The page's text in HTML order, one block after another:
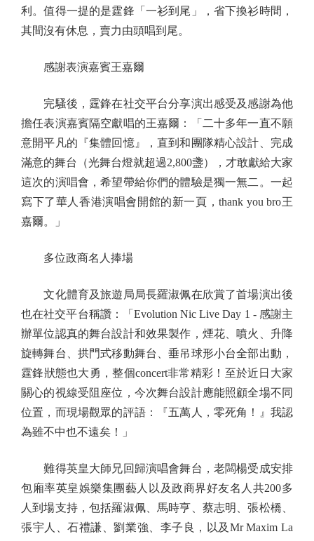
利。值得一提的是霆鋒「一衫到尾」，省下換衫時間，
其間沒有休息，賣力由頭唱到尾。
感謝表演嘉賓王嘉爾
完騷後，霆鋒在社交平台分享演出感受及感謝為他
擔任表演嘉賓隔空獻唱的王嘉爾：「二十多年一直不願
意開平凡的『集體回憶』，直到和團隊精心設計、完成
滿意的舞台（光舞台燈就超過2,800盞），才敢獻給大家
這次的演唱會，希望帶給你們的體驗是獨一無二。一起
寫下了華人香港演唱會開館的新一頁，thank you bro王
嘉爾。」
多位政商名人捧場
文化體育及旅遊局局長羅淑佩在欣賞了首場演出後
也在社交平台稱讚：「Evolution Nic Live Day 1 - 感謝主
辦單位認真的舞台設計和效果製作，煙花、噴火、升降
旋轉舞台、拱門式移動舞台、垂吊球形小台全部出動，
霆鋒狀態也大勇，整個concert非常精彩！至於近日大家
關心的視線受阻座位，今次舞台設計應能照顧全場不同
位置，而現場觀眾的評語：『五萬人，零死角！』我認
為雖不中也不遠矣！」
難得英皇大師兄回歸演唱會舞台，老闆楊受成安排
包廂率英皇娛樂集團藝人以及政商界好友名人共200多
人到場支持，包括羅淑佩、馬時亨、蔡志明、張松橋、
張宇人、石禮謙、劉業強、李子良，以及Mr Maxim La